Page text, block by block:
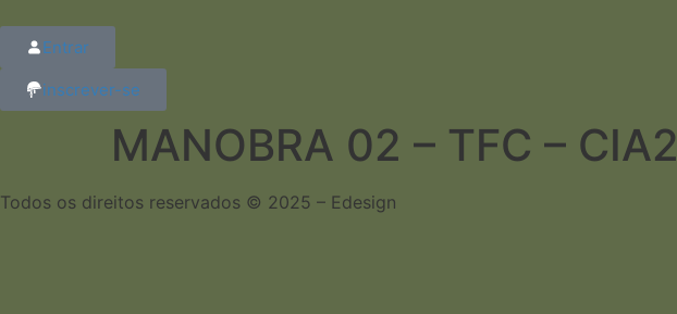
Entrar
inscrever-se
MANOBRA 02 – TFC – CIA2
Todos os direitos reservados © 2025 – Edesign